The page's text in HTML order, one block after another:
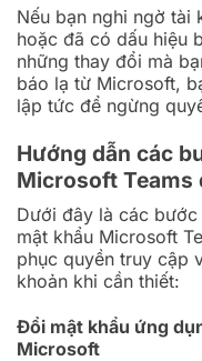
Nếu bạn nghi ngờ tài
hoặc đã có dấu hiệu
những thay đổi mà
báo lạ từ Microsoft,
lập tức để ngừng
Hướng dẫn các
Microsoft Teams
Dưới đây là các
mật khẩu Microsoft
phục quyền truy cập
khoản khi cần thiết:
Đổi mật khẩu ứng
Microsoft